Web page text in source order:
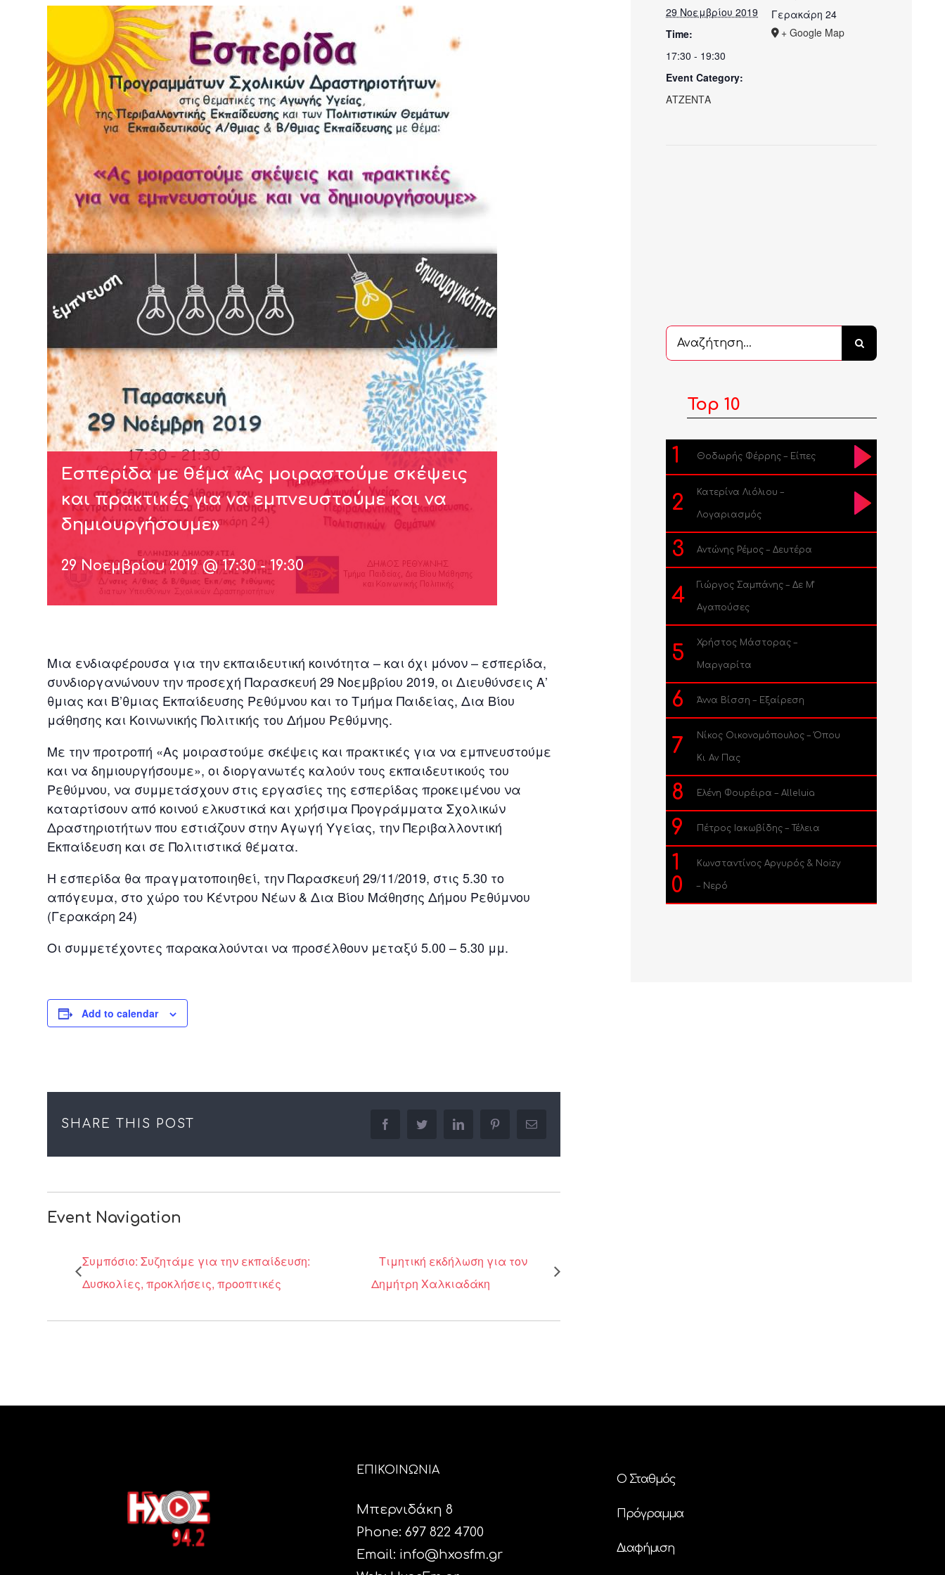
Εσπερίδα με θέμα «Ας μοιραστούμε σκέψεις
και πρακτικές για να εμπνευστούμε και να
δημιουργήσουμε»
29 Νοεμβρίου 2019 @ 17:30-19:30
Μια ενδιαφέρουσα για την εκπαιδευτική κοινότητα – και όχι μόνον – εσπερίδα,
συνδιοργανώνουν την προσεχή Παρασκευή 29 Νοεμβρίου 2019, οι Διευθύνσεις Α’
θμιας και Β’θμιας Εκπαίδευσης Ρεθύμνου και το Τμήμα Παιδείας, Δια Βίου
μάθησης και Κοινωνικής Πολιτικής του Δήμου Ρεθύμνης.
Με την προτροπή «Ας μοιραστούμε σκέψεις και πρακτικές για να εμπνευστούμε
και να δημιουργήσουμε», οι διοργανωτές καλούν τους εκπαιδευτικούς του
Ρεθύμνου, να συμμετάσχουν στις εργασίες της εσπερίδας προκειμένου να
καταρτίσουν από κοινού ελκυστικά και χρήσιμα Προγράμματα Σχολικών
Δραστηριοτήτων που εστιάζουν στην Αγωγή Υγείας, την Περιβαλλοντική
Εκπαίδευση και σε Πολιτιστικά θέματα.
Η εσπερίδα θα πραγματοποιηθεί, την Παρασκευή 29/11/2019, στις 5.30 το
απόγευμα, στο χώρο του Κέντρου Νέων & Δια Βίου Μάθησης Δήμου Ρεθύμνου
(Γερακάρη 24)
Οι συμμετέχοντες παρακαλούνται να προσέλθουν μεταξύ 5.00 – 5.30 μμ.
Add to calendar
SHARE THIS POST facebooktwitter linkedin pinterestEmail
Event Navigation
Συμπόσιο: Συζητάμε για την εκπαίδευση:
Δυσκολίες, προκλήσεις, προοπτικές
Τιμητική εκδήλωση για τον
Δημήτρη Χαλκιαδάκη
29 Νοεμβρίου 2019
Time:
17:30 - 19:30
Event Category:
ΑΤΖΕΝΤΑ
Γερακάρη 24
+ Google Map
Αναζήτηση
...
Top 10
1 Θοδωρής Φέρρης – Είπες
2 Κατερίνα Λιόλιου –
Λογαριασμός
3 Αντώνης Ρέμος – Δευτέρα
4 Γιώργος Σαμπάνης – Δε Μ’
Αγαπούσες
5 Χρήστος Μάστορας –
Μαργαρίτα
6 Άννα Βίσση – Εξαίρεση
7 Νίκος Οικονομόπουλος – Όπου
Κι Αν Πας
8 Ελένη Φουρέιρα – Alleluia
9 Πέτρος Ιακωβίδης – Τέλεια
1
0
Κωνσταντίνος Αργυρός & Noizy
– Νερό
ΕΠΙΚΟΙΝΩΝΙΑ
Μπερνιδάκη 8
Phone: 697 822 4700
Email: info@hxosfm.gr
Ο Σταθμός
Πρόγραμμα
Διαφήμιση